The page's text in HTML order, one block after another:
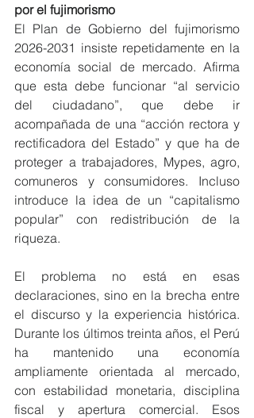
por el fujimorismo
El Plan de Gobierno del fujimorismo
2026-2031 insiste repetidamente en la
economía social de mercado. Afirma
que esta debe funcionar “al servicio
del ciudadano”, que debe ir
acompañada de una “acción rectora y
rectificadora del Estado” y que ha de
proteger a trabajadores, Mypes, agro,
comuneros y consumidores. Incluso
introduce la idea de un “capitalismo
popular” con redistribución de la
riqueza.
El problema no está en esas
declaraciones, sino en la brecha entre
el discurso y la experiencia histórica.
Durante los últimos treinta años, el Perú
ha mantenido una economía
ampliamente orientada al mercado,
con estabilidad monetaria, disciplina
fiscal y apertura comercial. Esos